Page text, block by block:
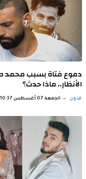
دموع فتاة بسبب محمد
الأنظار.. ماذا حدث؟
فنون الجمعة 07 أغسطس 10:37 ص